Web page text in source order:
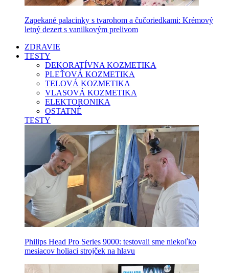
Zapekané palacinky s tvarohom a čučoriedkami: Krémový
letný dezert s vanilkovým prelivom
ZDRAVIE
TESTY
DEKORATÍVNA KOZMETIKA
PLEŤOVÁ KOZMETIKA
TELOVÁ KOZMETIKA
VLASOVÁ KOZMETIKA
ELEKTORONIKA
OSTATNÉ
TESTY
Philips Head Pro Series 9000: testovali sme niekoľko
mesiacov holiaci strojček na hlavu